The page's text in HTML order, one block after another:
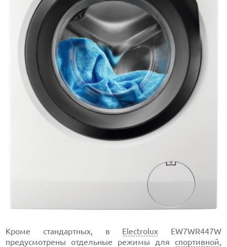
Кроме стандартных, в Electrolux EW7WR447W
предусмотрены отдельные режимы для спортивной,